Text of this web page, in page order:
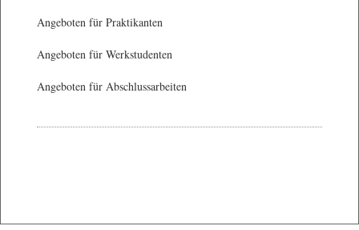
Angeboten für Praktikanten
Angeboten für Werkstudenten
Angeboten für Abschlussarbeiten